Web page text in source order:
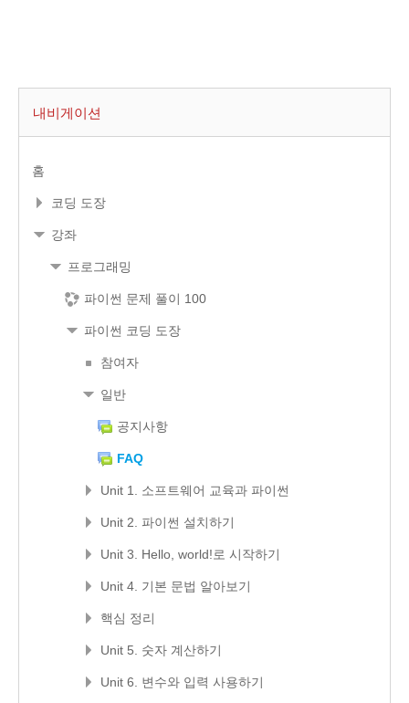
내비게이션
홈
코딩 도장
강좌
프로그래밍
파이썬 문제 풀이 100
파이썬 코딩 도장
참여자
일반
공지사항
FAQ
Unit 1. 소프트웨어 교육과 파이썬
Unit 2. 파이썬 설치하기
Unit 3. Hello, world!로 시작하기
Unit 4. 기본 문법 알아보기
핵심 정리
Unit 5. 숫자 계산하기
Unit 6. 변수와 입력 사용하기